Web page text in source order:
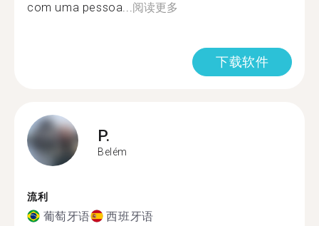
com uma pessoa...阅读更多
下载软件
P.
Belém
流利
葡萄牙语 西班牙语